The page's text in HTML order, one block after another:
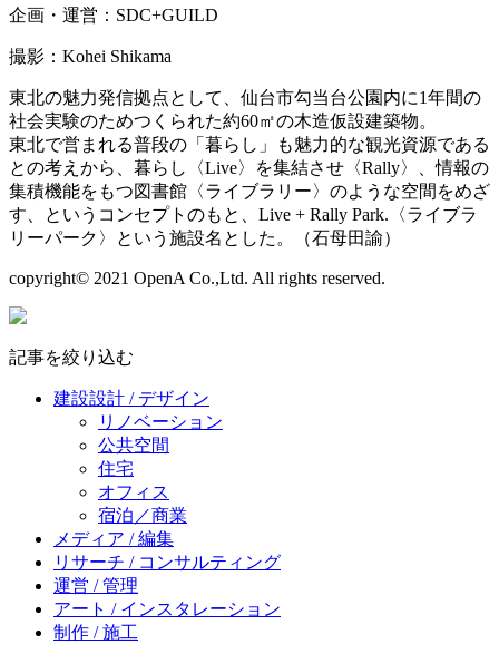
企画・運営：SDC+GUILD
撮影：Kohei Shikama
東北の魅力発信拠点として、仙台市勾当台公園内に1年間の
社会実験のためつくられた約60㎡の木造仮設建築物。
東北で営まれる普段の「暮らし」も魅力的な観光資源である
との考えから、暮らし〈Live〉を集結させ〈Rally〉、情報の
集積機能をもつ図書館〈ライブラリー〉のような空間をめざ
す、というコンセプトのもと、Live + Rally Park.〈ライブラ
リーパーク〉という施設名とした。（石母田諭）
copyright© 2021 OpenA Co.,Ltd. All rights reserved.
記事を絞り込む
建設設計 / デザイン
リノベーション
公共空間
住宅
オフィス
宿泊／商業
メディア / 編集
リサーチ / コンサルティング
運営 / 管理
アート / インスタレーション
制作 / 施工